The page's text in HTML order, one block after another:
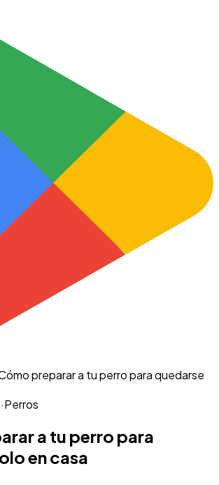
preparar a tu perro para quedarse
·Perros
a tu perro para
en casa